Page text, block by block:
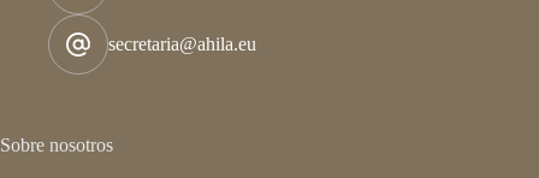
secretaria@ahila.eu
Sobre nosotros